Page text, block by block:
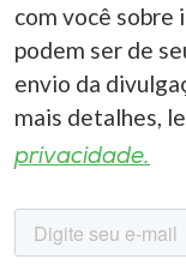
com você sobre
podem ser de
envio da
mais detalhes,
privacidade.